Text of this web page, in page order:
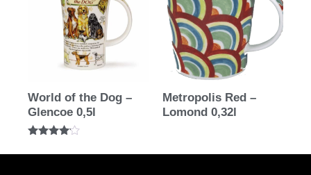
World of the Dog –
Glencoe 0,5l
mit
Metropolis Red –
Lomond 0,32l